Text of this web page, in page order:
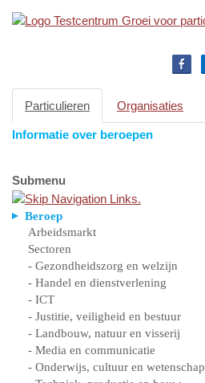
Particulieren Organisaties
Informatie over beroepen
Submenu
Beroep
Arbeidsmarkt
Sectoren
- Gezondheidszorg en welzijn
- Handel en dienstverlening
- ICT
- Justitie, veiligheid en bestuur
- Landbouw, natuur en visserij
- Media en communicatie
- Onderwijs, cultuur en wetenschap